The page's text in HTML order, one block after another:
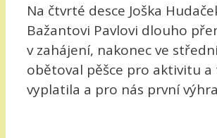
Na čtvrté desce Joška
Bažantovi Pavlovi dlouho
v zahájení, nakonec ve
obětoval pěšce pro aktivitu a
vyplatila a pro nás první